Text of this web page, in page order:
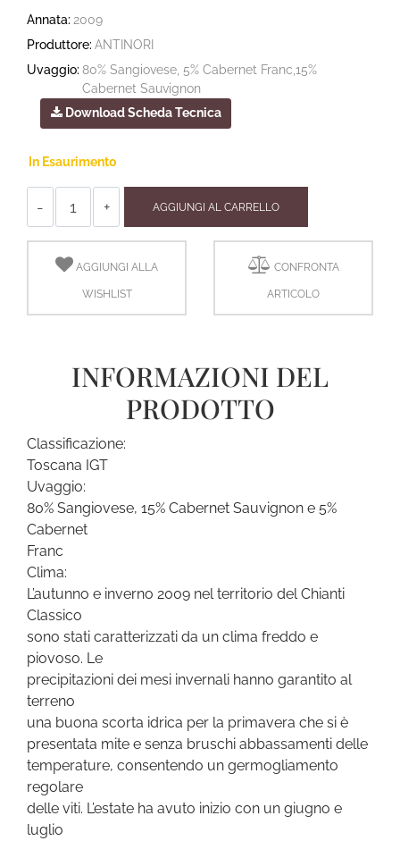
Annata: 2009
Produttore: ANTINORI
Uvaggio: 80% Sangiovese, 5% Cabernet Franc,15%
Cabernet Sauvignon
Download Scheda Tecnica
In Esaurimento
AGGIUNGI AL CARRELLO
AGGIUNGI ALLA
WISHLIST
CONFRONTA
ARTICOLO
INFORMAZIONI DEL
PRODOTTO
Classificazione:
Toscana IGT
Uvaggio:
80% Sangiovese, 15% Cabernet Sauvignon e 5%
Cabernet
Franc
Clima:
L’autunno e inverno 2009 nel territorio del Chianti
Classico
sono stati caratterizzati da un clima freddo e
piovoso. Le
precipitazioni dei mesi invernali hanno garantito al
terreno
una buona scorta idrica per la primavera che si è
presentata mite e senza bruschi abbassamenti delle
temperature, consentendo un germogliamento
regolare
delle viti. L’estate ha avuto inizio con un giugno e
luglio